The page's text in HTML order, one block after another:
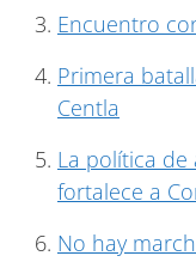
Encuentro
Primera
Centla
La política de
fortalece a
No hay